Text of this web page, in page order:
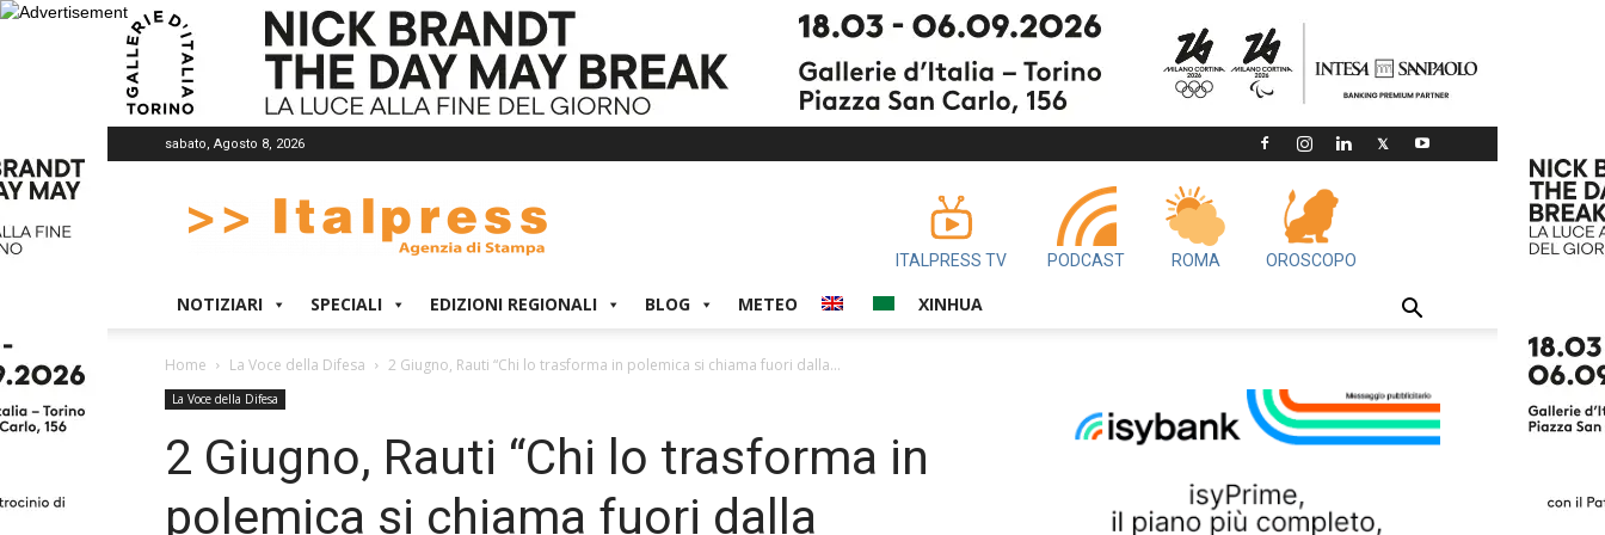
sabato, Agosto 8, 2026
ITALPRESS TV PODCAST ROMA OROSCOPO
NOTIZIARI SPECIALI EDIZIONI REGIONALI BLOG METEO XINHUA
Home La Voce della Difesa 2 Giugno, Rauti “Chi lo trasforma in polemica si chiama fuori dalla...
La Voce della Difesa
2 Giugno, Rauti “Chi lo trasforma in
polemica si chiama fuori dalla